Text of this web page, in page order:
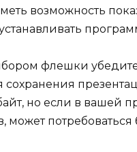
возможность
флешки
сохранения
но если в вашей
может